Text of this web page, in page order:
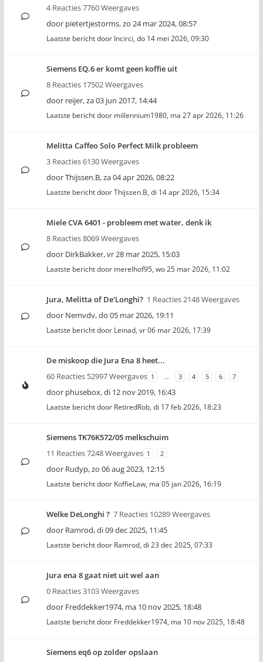
4 Reacties 7760 Weergaves
door pietertjestorms,zo 24 mar 2024, 08:57
Laatste bericht door Incirci, do 14 mei 2026, 09:30
Siemens EQ.6 er komt geen koffie uit
8 Reacties 17502 Weergaves
door reijer,za 03 jun 2017, 14:44
Laatste bericht door millennium1980, ma 27 apr 2026, 11:26
Melitta Caffeo Solo Perfect Milk probleem
3 Reacties 6130 Weergaves
doorThijssen.B,za 04 apr 2026, 08:22
Laatste bericht doorThijssen.B, di 14 apr 2026, 15:34
Miele CVA 6401 - probleem met water, denk ik
8 Reacties 8069 Weergaves
door DirkBakker,vr 28 mar 2025, 15:03
Laatste bericht door merelhof95, wo 25 mar 2026, 11:02
Jura, Melitta of De'Longhi? 1 Reacties 2148 Weergaves
door Nemvdv,do 05 mar 2026, 19:11
Laatste bericht door Leinad, vr 06 mar 2026, 17:39
De miskoop die Jura Ena 8 heet...
60 Reacties 52997 Weergaves 1 … 3 4 5 6 7
door phusebox,di 12 nov 2019, 16:43
Laatste bericht door RetiredRob, di 17 feb 2026, 18:23
Siemens TK76K572/05 melkschuim
11 Reacties 7248 Weergaves 1 2
door Rudyp,zo 06 aug 2023, 12:15
Laatste bericht door KoffieLaw, ma 05 jan 2026, 16:19
Welke DeLonghi ? 7 Reacties 10289 Weergaves
door Ramrod,di 09 dec 2025, 11:45
Laatste bericht door Ramrod, di 23 dec 2025, 07:33
Jura ena 8 gaat niet uit wel aan
0 Reacties 3103 Weergaves
door Freddekker1974, ma 10 nov 2025, 18:48
Laatste bericht door Freddekker1974, ma 10 nov 2025, 18:48
Siemens eq6 op zolder opslaan